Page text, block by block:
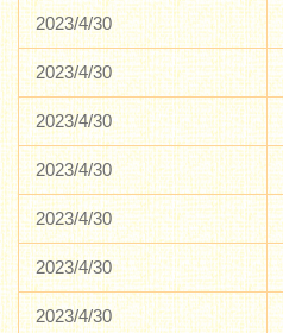
2023/4/30
2023/4/30
2023/4/30
2023/4/30
2023/4/30
2023/4/30
2023/4/30